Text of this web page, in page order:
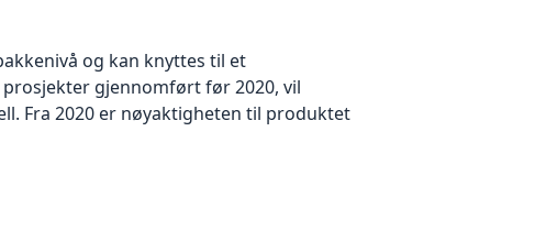
og kan knyttes til et
gjennomført før 2020, vil
Fra 2020 er nøyaktigheten til produktet